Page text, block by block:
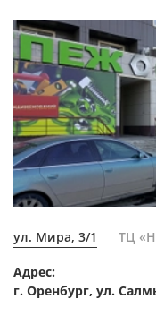
ул. Мира, 3/1 ТЦ
Адрес:
г. Оренбург, ул.